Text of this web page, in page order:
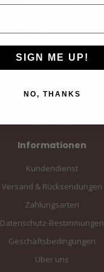
Amersfoort, the Netherlands
Informationen
Kundendienst
Versand & Rücksendungen
Zahlungsarten
Datenschutz-Bestimmungen
Geschäftsbedingungen
Über uns
SIGN ME UP!
NO, THANKS